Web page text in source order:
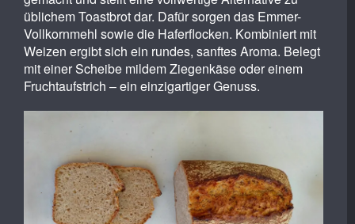
üblichem Toastbrot dar. Dafür sorgen das Emmer-
Vollkornmehl sowie die Haferflocken. Kombiniert mit
Weizen ergibt sich ein rundes, sanftes Aroma. Belegt
mit einer Scheibe mildem Ziegenkäse oder einem
Fruchtaufstrich – ein einzigartiger Genuss.